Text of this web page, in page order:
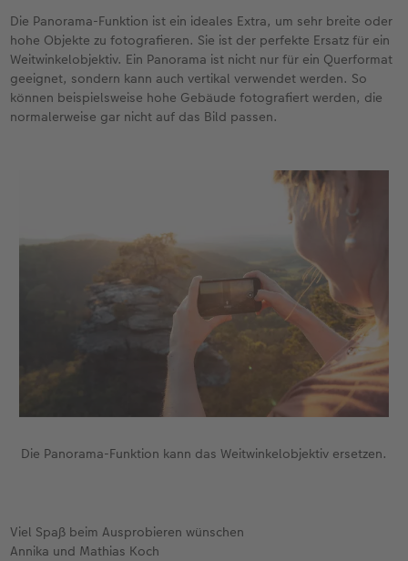
Die Panorama-Funktion ist ein ideales Extra, um sehr breite oder
hohe Objekte zu fotografieren. Sie ist der perfekte Ersatz für ein
Weitwinkelobjektiv. Ein Panorama ist nicht nur für ein Querformat
geeignet, sondern kann auch vertikal verwendet werden. So
können beispielsweise hohe Gebäude fotografiert werden, die
normalerweise gar nicht auf das Bild passen.
Die Panorama-Funktion kann das Weitwinkelobjektiv ersetzen.
Viel Spaß beim Ausprobieren wünschen
Annika und Mathias Koch